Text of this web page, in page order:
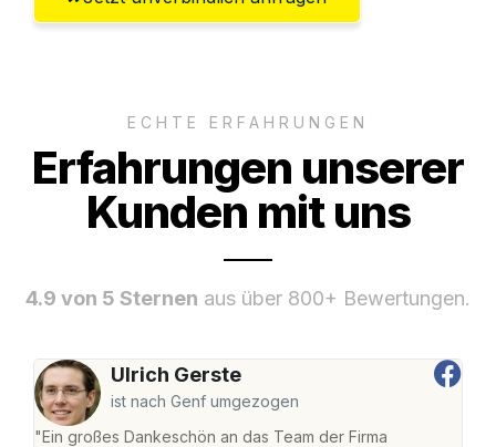
ECHTE ERFAHRUNGEN
Erfahrungen unserer
Kunden mit uns
4.9 von 5 Sternen aus über 800+ Bewertungen.
Ulrich Gerste
ist nach Genf umgezogen
"Ein großes Dankeschön an das Team der Firma